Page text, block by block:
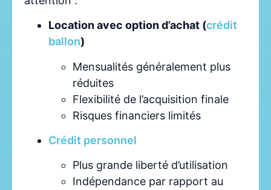
Location avec option d’achat (crédit
ballon)
Mensualités généralement plus
réduites
Flexibilité de l’acquisition finale
Risques financiers limités
Crédit personnel
Plus grande liberté d’utilisation
Indépendance par rapport au